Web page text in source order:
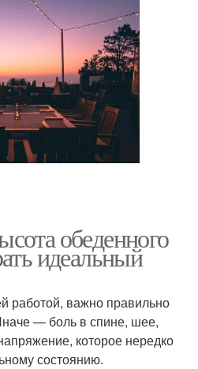
обеденного
идеальный
работой, важно правильно
— боль в спине, шее,
которое нередко
состоянию.